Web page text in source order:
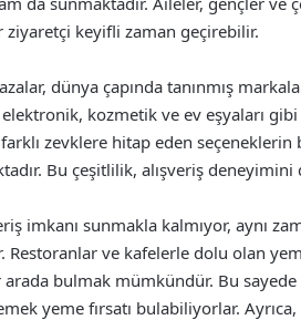
keyifli zaman geçirebilir.
dünya çapında tanınmış
kozmetik ve ev eşyaları
zevklere hitap eden seçeneklerin
Bu çeşitlilik, alışveriş
imkanı sunmakla kalmıyor, aynı
ve kafelerle dolu olan
bulmak mümkündür. Bu sayede
yeme fırsatı bulabiliyorlar.